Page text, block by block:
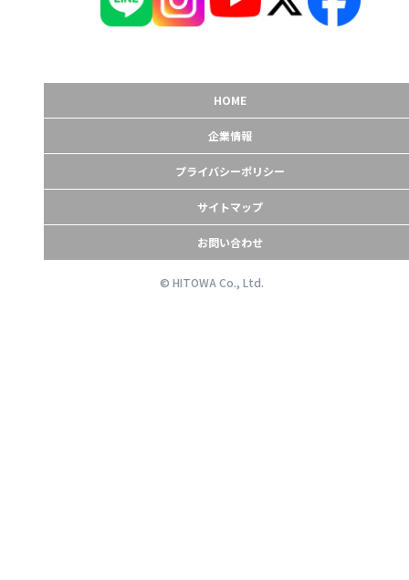
HOME
企業情報
プライバシーポリシー
サイトマップ
お問い合わせ
© HITOWA Co., Ltd.